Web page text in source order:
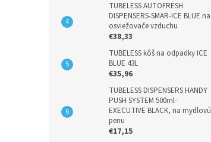
TUBELESS AUTOFRESH
DISPENSERS-SMAR-ICE BLUE na
osviežovače vzduchu
€38,33
TUBELESS kôš na odpadky ICE
BLUE 43L
€35,96
TUBELESS DISPENSERS HANDY
PUSH SYSTEM 500ml-
EXECUTIVE BLACK, na mydlovú
penu
€17,15